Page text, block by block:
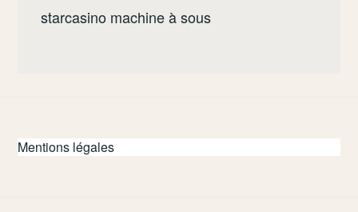
starcasino machine à sous
Mentions légales